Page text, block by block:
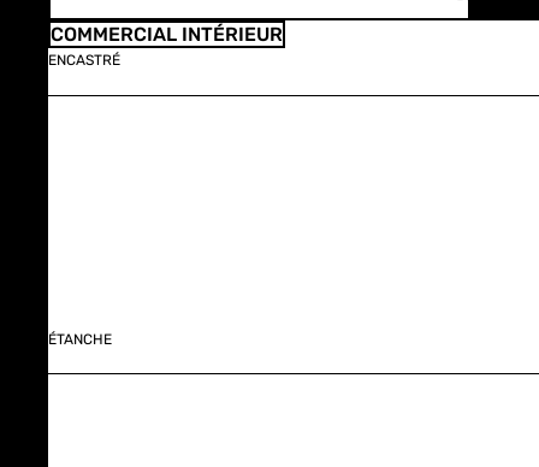
COMMERCIAL INTÉRIEUR
ENCASTRÉ
ÉTANCHE